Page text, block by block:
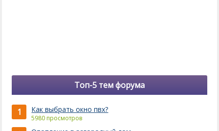
Топ-5 тем форума
1 Как выбрать окно пвх?
5980 просмотров